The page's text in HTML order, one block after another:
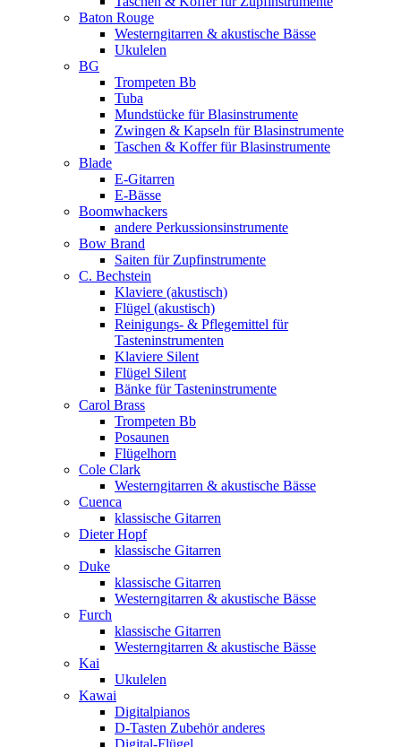
Baton Rouge
Westerngitarren & akustische Bässe
Ukulelen
BG
Trompeten Bb
Tuba
Mundstücke für Blasinstrumente
Zwingen & Kapseln für Blasinstrumente
Taschen & Koffer für Blasinstrumente
Blade
E-Gitarren
E-Bässe
Boomwhackers
andere Perkussionsinstrumente
Bow Brand
Saiten für Zupfinstrumente
C. Bechstein
Klaviere (akustisch)
Flügel (akustisch)
Reinigungs- & Pflegemittel für
Tasteninstrumenten
Klaviere Silent
Flügel Silent
Bänke für Tasteninstrumente
Carol Brass
Trompeten Bb
Posaunen
Flügelhorn
Cole Clark
Westerngitarren & akustische Bässe
Cuenca
klassische Gitarren
Dieter Hopf
klassische Gitarren
Duke
klassische Gitarren
Westerngitarren & akustische Bässe
Furch
klassische Gitarren
Westerngitarren & akustische Bässe
Kai
Ukulelen
Kawai
Digitalpianos
D-Tasten Zubehör anderes
Digital-Flügel